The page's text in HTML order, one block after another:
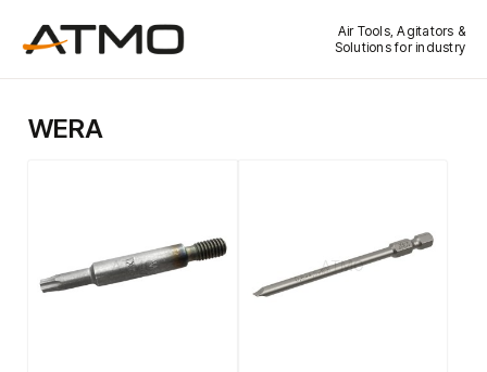
Air Tools, Agitators &
Solutions for industry
WERA